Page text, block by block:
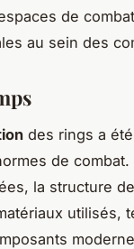
de
au sein des
des rings a
de
la structure
utilisés,